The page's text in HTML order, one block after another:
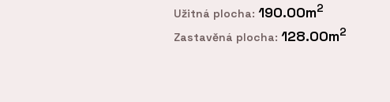
Užitná plocha: 190.00m2
Zastavěná plocha: 128.00m2